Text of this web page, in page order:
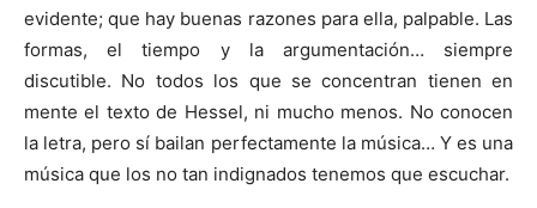
evidente; que hay buenas razones para ella, palpable. Las
formas, el tiempo y la argumentación… siempre
discutible. No todos los que se concentran tienen en
mente el texto de Hessel, ni mucho menos. No conocen
la letra, pero sí bailan perfectamente la música… Y es una
música que los no tan indignados tenemos que escuchar.